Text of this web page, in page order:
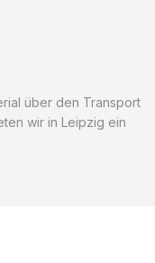
über den Transport
wir in Leipzig ein